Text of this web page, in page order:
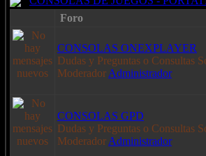
Foro
CONSOLAS ONEXPLAYER
Dudas y Preguntas o Consultas
Moderador Administrador
CONSOLAS GPD
Dudas y Preguntas o Consultas
Moderador Administrador